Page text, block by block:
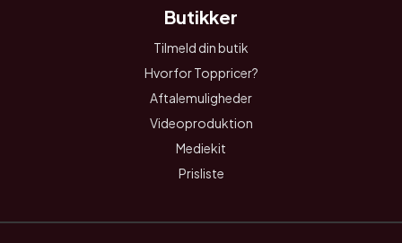
Butikker
Tilmeld din butik
Hvorfor Toppricer?
Aftalemuligheder
Videoproduktion
Mediekit
Prisliste